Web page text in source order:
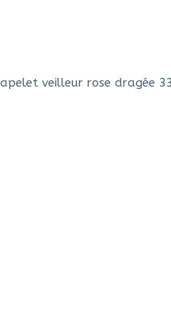
veilleur rose dragée